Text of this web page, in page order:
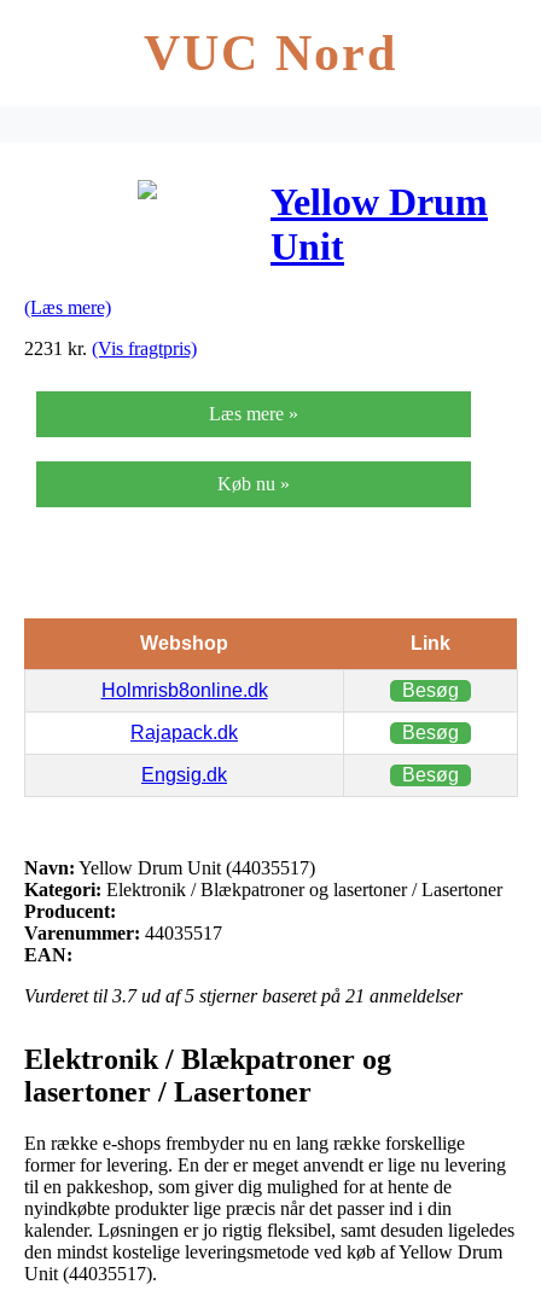
VUC Nord
Yellow Drum
Unit
(Læs mere)
2231 kr. (Vis fragtpris)
Læs mere »
Køb nu »
Webshop Link
Holmrisb8online.dk Besøg
Rajapack.dk Besøg
Engsig.dk Besøg
Navn: Yellow Drum Unit (44035517)
Kategori: Elektronik / Blækpatroner og lasertoner / Lasertoner
Producent:
Varenummer: 44035517
EAN:
Vurderet til 3.7ud af 5 stjerner baseret på 21 anmeldelser
Elektronik / Blækpatroner og
lasertoner / Lasertoner
En række e-shops frembyder nu en lang række forskellige
former for levering. En der er meget anvendt er lige nu levering
til en pakkeshop, som giver dig mulighed for at hente de
nyindkøbte produkter lige præcis når det passer ind i din
kalender. Løsningen er jo rigtig fleksibel, samt desuden ligeledes
den mindst kostelige leveringsmetode ved køb af Yellow Drum
Unit (44035517).